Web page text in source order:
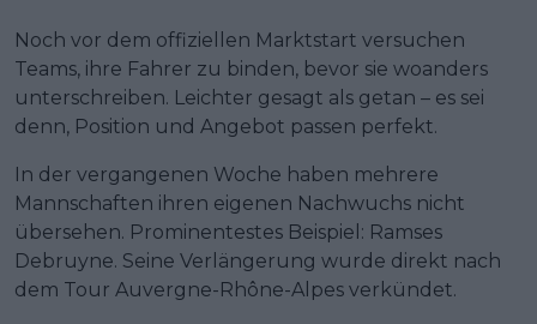
Noch vor dem offiziellen Marktstart versuchen
Teams, ihre Fahrer zu binden, bevor sie woanders
unterschreiben. Leichter gesagt als getan – es sei
denn, Position und Angebot passen perfekt.
In der vergangenen Woche haben mehrere
Mannschaften ihren eigenen Nachwuchs nicht
übersehen. Prominentestes Beispiel: Ramses
Debruyne. Seine Verlängerung wurde direkt nach
dem Tour Auvergne-Rhône-Alpes verkündet.